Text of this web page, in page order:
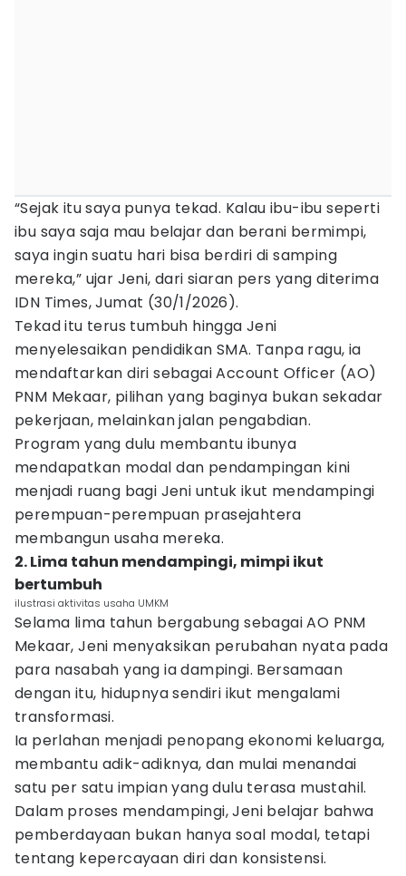
“Sejak itu saya punya tekad. Kalau ibu-ibu seperti
ibu saya saja mau belajar dan berani bermimpi,
saya ingin suatu hari bisa berdiri di samping
mereka,” ujar Jeni, dari siaran pers yang diterima
IDN Times, Jumat (30/1/2026).
Tekad itu terus tumbuh hingga Jeni
menyelesaikan pendidikan SMA. Tanpa ragu, ia
mendaftarkan diri sebagai Account Officer (AO)
PNM Mekaar, pilihan yang baginya bukan sekadar
pekerjaan, melainkan jalan pengabdian.
Program yang dulu membantu ibunya
mendapatkan modal dan pendampingan kini
menjadi ruang bagi Jeni untuk ikut mendampingi
perempuan-perempuan prasejahtera
membangun usaha mereka.
2. Lima tahun mendampingi, mimpi ikut
bertumbuh
ilustrasi aktivitas usaha UMKM
Selama lima tahun bergabung sebagai AO PNM
Mekaar, Jeni menyaksikan perubahan nyata pada
para nasabah yang ia dampingi. Bersamaan
dengan itu, hidupnya sendiri ikut mengalami
transformasi.
Ia perlahan menjadi penopang ekonomi keluarga,
membantu adik-adiknya, dan mulai menandai
satu per satu impian yang dulu terasa mustahil.
Dalam proses mendampingi, Jeni belajar bahwa
pemberdayaan bukan hanya soal modal, tetapi
tentang kepercayaan diri dan konsistensi.